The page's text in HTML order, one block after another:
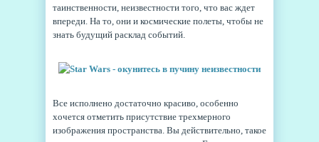
таинственности, неизвестности того, что вас ждет
впереди. На то, они и космические полеты, чтобы не
знать будущий расклад событий.
Все исполнено достаточно красиво, особенно
хочется отметить присутствие трехмерного
изображения пространства. Вы действительно, такое